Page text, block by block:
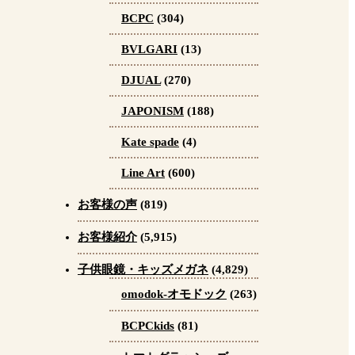
BCPC (304)
BVLGARI (13)
DJUAL(270)
JAPONISM (188)
Kate spade (4)
Line Art (600)
お客様の声 (819)
お客様紹介(5,915)
子供眼鏡・キッズメガネ (4,829)
omodok-オモドック (263)
BCPCkids (81)